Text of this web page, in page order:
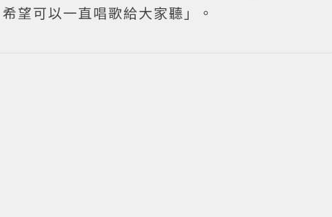
望可以一直唱歌給大家聽」。